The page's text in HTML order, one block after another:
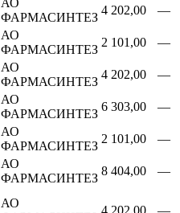
ФАРМАСИНТЕЗ
4 202,00 —
АО
ФАРМАСИНТЕЗ
2 101,00 —
АО
ФАРМАСИНТЕЗ
4 202,00 —
АО
ФАРМАСИНТЕЗ
6 303,00 —
АО
ФАРМАСИНТЕЗ
2 101,00 —
АО
ФАРМАСИНТЕЗ
8 404,00 —
АО
4 202,00 —